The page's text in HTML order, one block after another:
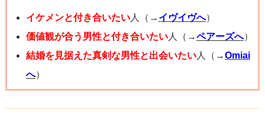
らい忙しいわけじゃないはずです。スマホだって1日に1度
も触らない人は滅多にいませんよね。
“振られるかもしれないから、自分から連絡できない”
イケメンと付き合いたい人（→ イヴイヴへ）
価値観が合う男性と付き合いたい人（→ペアーズへ）
結婚を見据えた真剣な男性と出会いたい人（→Omiai
へ）